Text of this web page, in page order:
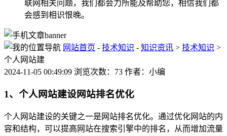
联网相关问题，我们都会力所能及帮助您，相信我们都
会感到相识恨晚。
网站首页 - 技术知识 - 知识资讯 > 技术知识 >
个人网站建
2024-11-05 00:49:09 浏览次数：73 作者：小编
1、个人网站建设网站排名优化
个人网站建设的关键之一是网站排名优化。通过优化网站的内
容和结构，可以提高网站在搜索引擎中的排名，从而增加流量